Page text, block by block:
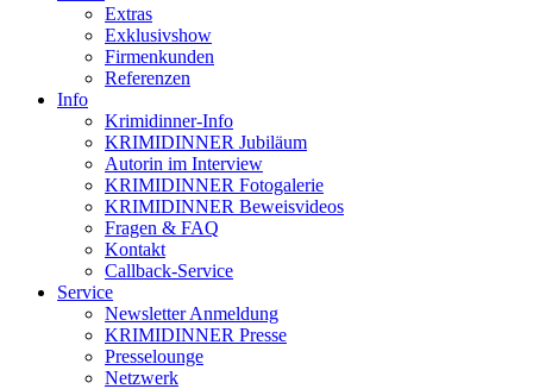
Extras
Exklusivshow
Firmenkunden
Referenzen
Info
Krimidinner-Info
KRIMIDINNER Jubiläum
Autorin im Interview
KRIMIDINNER Fotogalerie
KRIMIDINNER Beweisvideos
Fragen & FAQ
Kontakt
Callback-Service
Service
Newsletter Anmeldung
KRIMIDINNER Presse
Presselounge
Netzwerk